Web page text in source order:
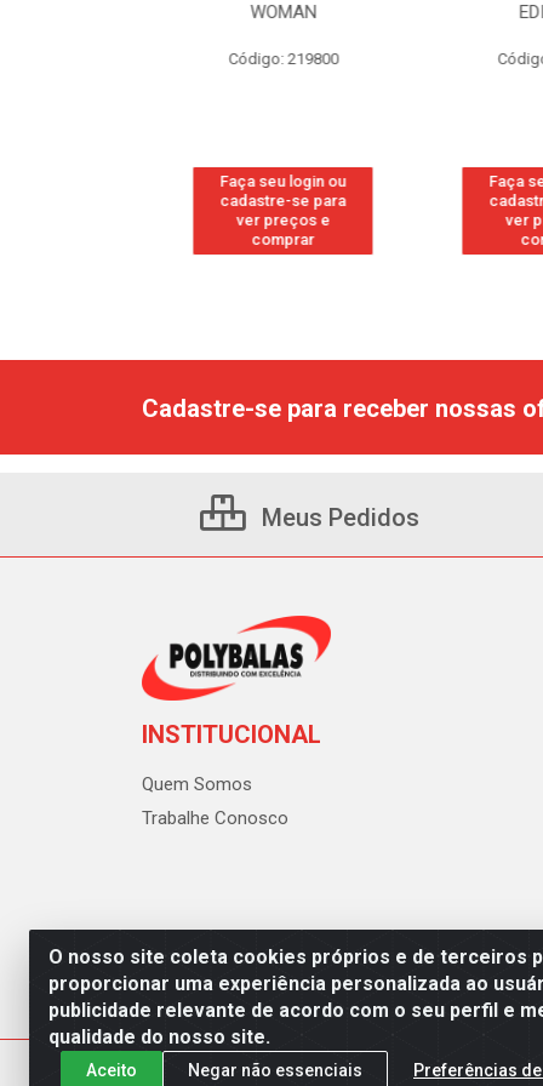
WOMAN
Código: 219800
Faça seu login ou
cadastre-se para
ver preços e
comprar
Faça
ver
O nosso site coleta cookies próprios e de terceiros
proporcionar uma experiência personalizada ao
publicidade relevante de acordo com o seu perfil e
qualidade do nosso site.
Aceito Negar não essenciais Preferências
Cadastre-se para receber nossas
Meus Pedidos
INSTITUCIONAL
Quem Somos
Trabalhe Conosco
Polybalas - Rua João Miguel